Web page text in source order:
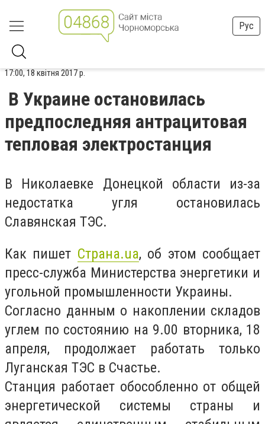
Рус
17:00, 18 квітня 2017 р.
В Украине остановилась
предпоследняя антрацитовая
тепловая электростанция
В Николаевке Донецкой области из-за
недостатка угля остановилась
Славянская ТЭС.
Как пишет Страна.ua, об этом сообщает
пресс-служба Министерства энергетики и
угольной промышленности Украины.
Согласно данным о накоплении складов
углем по состоянию на 9.00 вторника, 18
апреля, продолжает работать только
Луганская ТЭС в Счастье.
Станция работает обособленно от общей
энергетической системы страны и